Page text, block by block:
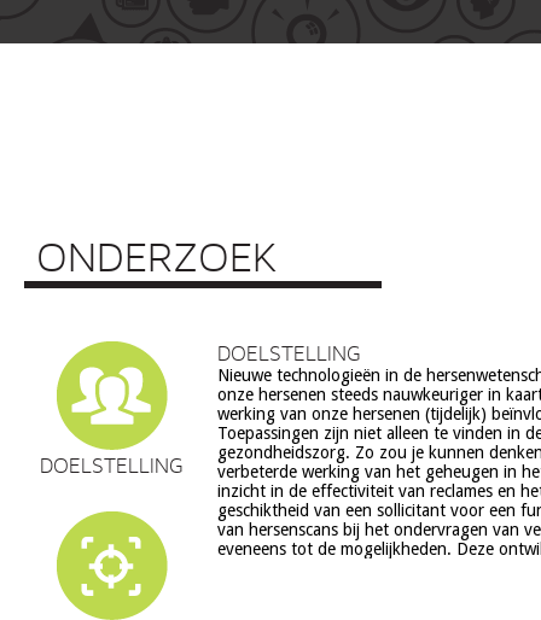
ONDERZOEK
DOELSTELLING
DOELSTELLING
Nieuwe technologieën in de
onze hersenen steeds nauwkeuriger in
werking van onze hersenen (tijdelijk)
Toepassingen zijn niet alleen te vinden in
gezondheidszorg. Zo zou je kunnen
verbeterde werking van het geheugen in
inzicht in de effectiviteit van reclames en
geschiktheid van een sollicitant voor een
van hersenscans bij het ondervragen van
eveneens tot de mogelijkheden. Deze
echter ook veel vragen op, onder meer op
ethiek (recht op privacy, gelijkheid,
volksgezondheid (veiligheid) en veranderingen in ons
en waarden stelsel. De beoogde commerciële toepassing
een aantal van deze technologieën is een extra
zorg. Het doel van dit project is om een
verantwoorde ontwikkeling van
hersenwetenschappen te realiseren,